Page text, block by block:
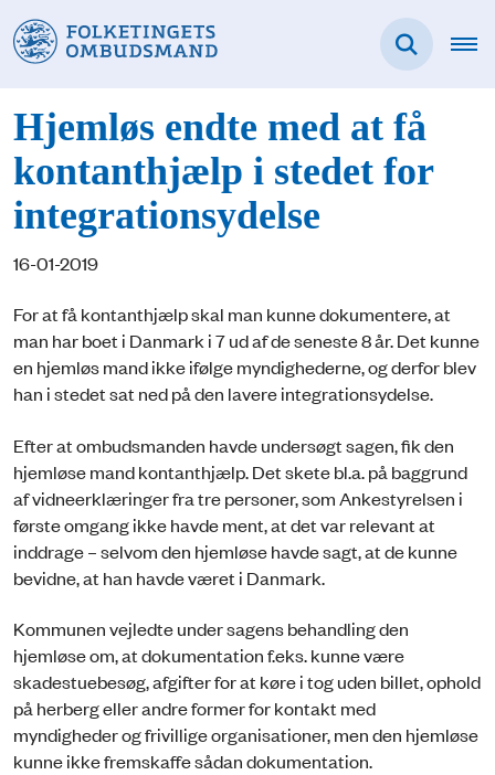
Hjemløs endte med at få
kontanthjælp i stedet for
integrationsydelse
16-01-2019
For at få kontanthjælp skal man kunne dokumentere, at
man har boet i Danmark i 7 ud af de seneste 8 år. Det kunne
en hjemløs mand ikke ifølge myndighederne, og derfor blev
han i stedet sat ned på den lavere integrationsydelse.
Efter at ombudsmanden havde undersøgt sagen, fik den
hjemløse mand kontanthjælp. Det skete bl.a. på baggrund
af vidneerklæringer fra tre personer, som Ankestyrelsen i
første omgang ikke havde ment, at det var relevant at
inddrage – selvom den hjemløse havde sagt, at de kunne
bevidne, at han havde været i Danmark.
Kommunen vejledte under sagens behandling den
hjemløse om, at dokumentation f.eks. kunne være
skadestuebesøg, afgifter for at køre i tog uden billet, ophold
på herberg eller andre former for kontakt med
myndigheder og frivillige organisationer, men den hjemløse
kunne ikke fremskaffe sådan dokumentation.